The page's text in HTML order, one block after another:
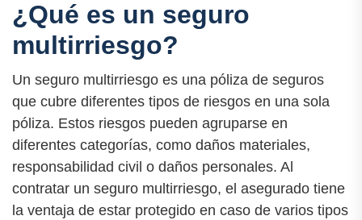
¿Qué es un seguro
multirriesgo?
Un seguro multirriesgo es una póliza de seguros
que cubre diferentes tipos de riesgos en una sola
póliza. Estos riesgos pueden agruparse en
diferentes categorías, como daños materiales,
responsabilidad civil o daños personales. Al
contratar un seguro multirriesgo, el asegurado tiene
la ventaja de estar protegido en caso de varios tipos